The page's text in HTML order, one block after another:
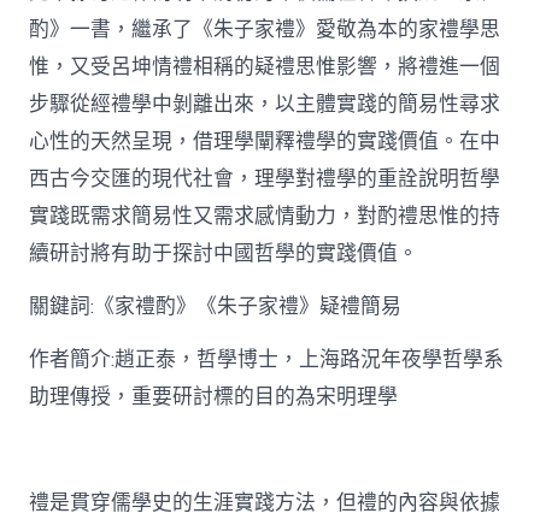
到
道
理
天
然：
孫
奇
逢
酌
禮
思
中
酌》一書，繼承了《朱子家禮》愛敬為本的家禮學思
惟，又受呂坤情禮相稱的疑禮思惟影響，將禮進一個
步驟從經禮學中剝離出來，以主體實踐的簡易性尋求
心性的天然呈現，借理學闡釋禮學的實踐價值。在中
西古今交匯的現代社會，理學對禮學的重詮說明哲學
實踐既需求簡易性又需求感情動力，對酌禮思惟的持
續研討將有助于探討中國哲學的實踐價值。
關鍵詞:《家禮酌》《朱子家禮》疑禮簡易
作者簡介:趙正泰，哲學博士，上海路況年夜學哲學系
助理傳授，重要研討標的目的為宋明理學
禮是貫穿儒學史的生涯實踐方法，但禮的內容與依據